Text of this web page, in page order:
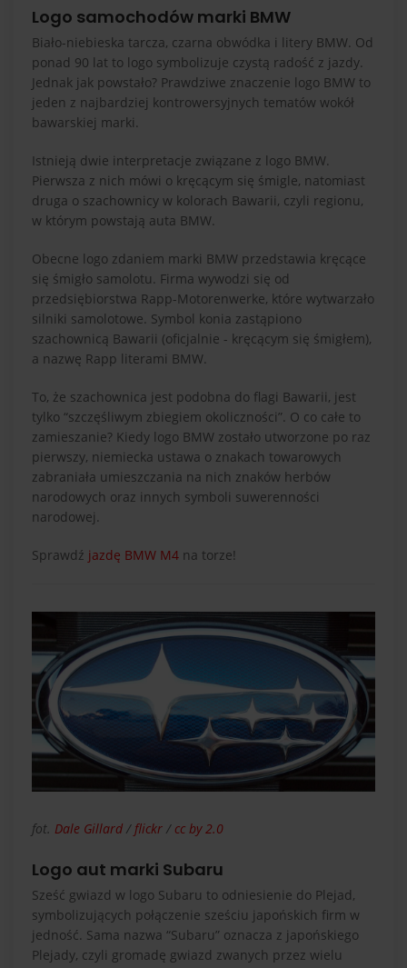
Logo samochodów marki BMW
Biało-niebieska tarcza, czarna obwódka i litery BMW. Od
ponad 90 lat to logo symbolizuje czystą radość z jazdy.
Jednak jak powstało? Prawdziwe znaczenie logo BMW to
jeden z najbardziej kontrowersyjnych tematów wokół
bawarskiej marki.
Istnieją dwie interpretacje związane z logo BMW.
Pierwsza z nich mówi o kręcącym się śmigle, natomiast
druga o szachownicy w kolorach Bawarii, czyli regionu,
w którym powstają auta BMW.
Obecne logo zdaniem marki BMW przedstawia kręcące
się śmigło samolotu. Firma wywodzi się od
przedsiębiorstwa Rapp-Motorenwerke, które wytwarzało
silniki samolotowe. Symbol konia zastąpiono
szachownicą Bawarii (oficjalnie - kręcącym się śmigłem),
a nazwę Rapp literami BMW.
To, że szachownica jest podobna do flagi Bawarii, jest
tylko “szczęśliwym zbiegiem okoliczności”. O co całe to
zamieszanie? Kiedy logo BMW zostało utworzone po raz
pierwszy, niemiecka ustawa o znakach towarowych
zabraniała umieszczania na nich znaków herbów
narodowych oraz innych symboli suwerenności
narodowej.
Sprawdź jazdę BMW M4 na torze!
fot. Dale Gillard / flickr / cc by 2.0
Logo aut marki Subaru
Sześć gwiazd w logo Subaru to odniesienie do Plejad,
symbolizujących połączenie sześciu japońskich firm w
jedność. Sama nazwa “Subaru” oznacza z japońskiego
Plejady, czyli gromadę gwiazd zwanych przez wielu